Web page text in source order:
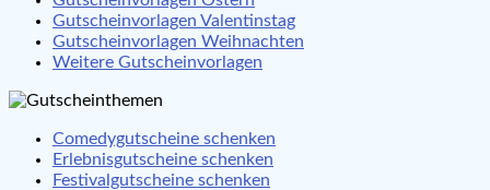
Gutscheinvorlagen Valentinstag
Gutscheinvorlagen Weihnachten
Weitere Gutscheinvorlagen
Comedygutscheine schenken
Erlebnisgutscheine schenken
Festivalgutscheine schenken